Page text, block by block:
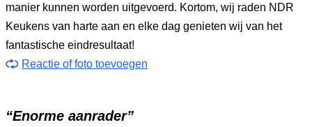
manier kunnen worden uitgevoerd. Kortom, wij raden NDR
Keukens van harte aan en elke dag genieten wij van het
fantastische eindresultaat!
Reactie of foto toevoegen
“Enorme aanrader”